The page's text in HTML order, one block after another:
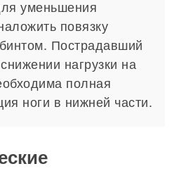
уменьшения
повязку
Пострадавший
нагрузки на
полная
ноги в нижней части.